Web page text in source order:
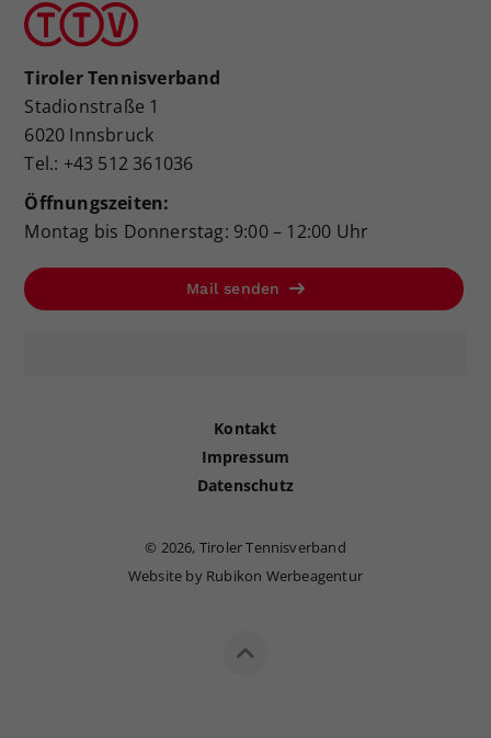
Tiroler Tennisverband
Stadionstraße 1
6020 Innsbruck
Tel.: +43 512 361036
Öffnungszeiten:
Montag bis Donnerstag: 9:00 – 12:00 Uhr
Mail senden
Kontakt
Impressum
Datenschutz
© 2026, Tiroler Tennisverband
Website by Rubikon Werbeagentur